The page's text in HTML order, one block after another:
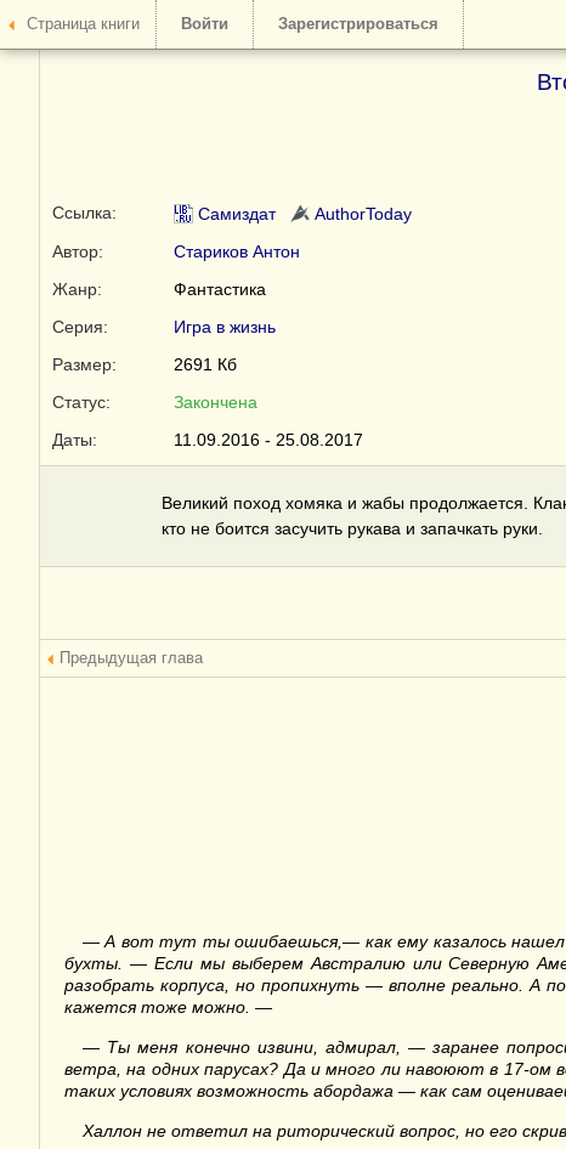
Страница книги Войти Зарегистрироваться
Ссылка: Самиздат
AuthorToday
Автор:
Стариков Антон
Жанр:
Фантастика
Серия:
Игра в жизнь
Размер:
2691 Кб
Статус:
Закончена
Даты:
11.09.2016 - 25.08.2017
Великий поход хомяка и жабы продолжается.
кто не боится засучить рукава и запачкать руки.
Предыдущая глава
—А вот тут ты ошибаешься,— как ему казалось
бухты. — Если мы выберем Австралию или Северную
разобрать корпуса, но пропихнуть — вполне реально. А
кажется тоже можно. —
— Ты меня конечно извини, адмирал, — заранее
ветра, на одних парусах? Да и много ли навоюют в 17-
таких условиях возможность абордажа — как сам
Халлон не ответил на риторический вопрос, но его